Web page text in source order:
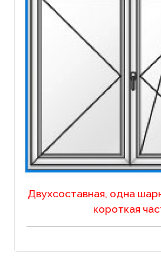
Двухсоставная, одна
короткая